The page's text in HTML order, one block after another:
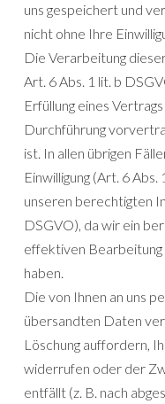
uns gespeichert und
nicht ohne Ihre
Die Verarbeitung
Art. 6 Abs. 1 lit. b
Erfüllung eines
Durchführung
ist. In allen übrigen
Einwilligung (Art. 6
unseren berechtigten
DSGVO), da wir ein
effektiven Bearbeitung
haben.
Die von Ihnen an uns
übersandten Daten
Löschung auffordern,
widerrufen oder der
entfällt (z. B. nach